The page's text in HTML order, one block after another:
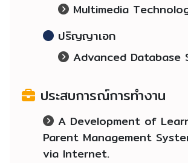
Multimedia
ปริญญาเอก
Advanced Database
ประสบการณ์การทำงาน
A Development of
Parent Management
via Internet.